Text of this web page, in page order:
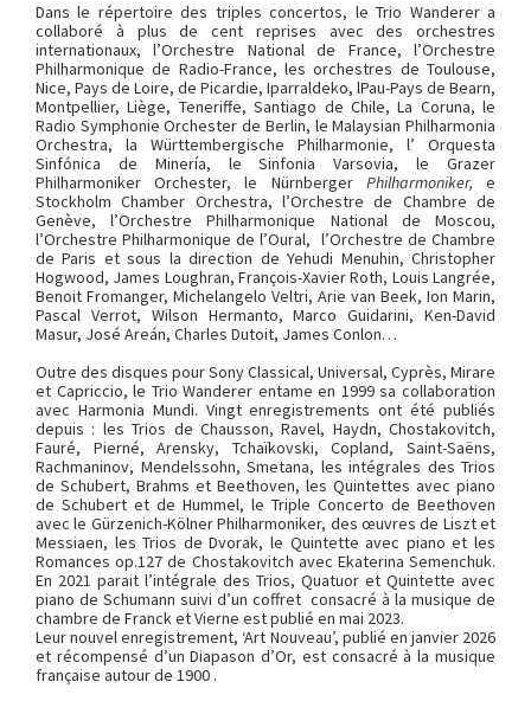
Dans le répertoire des triples concertos, le Trio Wanderer a
collaboré à plus de cent reprises avec des orchestres
internationaux, l’Orchestre National de France, l’Orchestre
Philharmonique de Radio-France, les orchestres de Toulouse,
Nice, Pays de Loire, de Picardie, Iparraldeko, lPau-Pays de Bearn,
Montpellier, Liège, Teneriffe, Santiago de Chile, La Coruna, le
Radio Symphonie Orchester de Berlin, le Malaysian Philharmonia
Orchestra, la Württembergische Philharmonie, l’ Orquesta
Sinfónica de Minería, le Sinfonia Varsovia, le Grazer
Philharmoniker Orchester, le Nürnberger Philharmoniker, e
Stockholm Chamber Orchestra, l’Orchestre de Chambre de
Genève, l’Orchestre Philharmonique National de Moscou,
l’Orchestre Philharmonique de l’Oural, l’Orchestre de Chambre
de Paris et sous la direction de Yehudi Menuhin, Christopher
Hogwood, James Loughran, François-Xavier Roth, Louis Langrée,
Benoit Fromanger, Michelangelo Veltri, Arie van Beek, Ion Marin,
Pascal Verrot, Wilson Hermanto, Marco Guidarini, Ken-David
Masur, José Areán, Charles Dutoit, James Conlon…
Outre des disques pour Sony Classical, Universal, Cyprès, Mirare
et Capriccio, le Trio Wanderer entame en 1999 sa collaboration
avec Harmonia Mundi. Vingt enregistrements ont été publiés
depuis : les Trios de Chausson, Ravel, Haydn, Chostakovitch,
Fauré, Pierné, Arensky, Tchaïkovski, Copland, Saint-Saëns,
Rachmaninov, Mendelssohn, Smetana, les intégrales des Trios
de Schubert, Brahms et Beethoven, les Quintettes avec piano
de Schubert et de Hummel, le Triple Concerto de Beethoven
avec le Gürzenich-Kölner Philharmoniker, des œuvres de Liszt et
Messiaen, les Trios de Dvorak, le Quintette avec piano et les
Romances op.127 de Chostakovitch avec Ekaterina Semenchuk.
En 2021 parait l’intégrale des Trios, Quatuor et Quintette avec
piano de Schumann suivi d’un coffret consacré à la musique de
chambre de Franck et Vierne est publié en mai 2023.
Leur nouvel enregistrement, ‘Art Nouveau’, publié en janvier 2026
et récompensé d’un Diapason d’Or, est consacré à la musique
française autour de 1900 .